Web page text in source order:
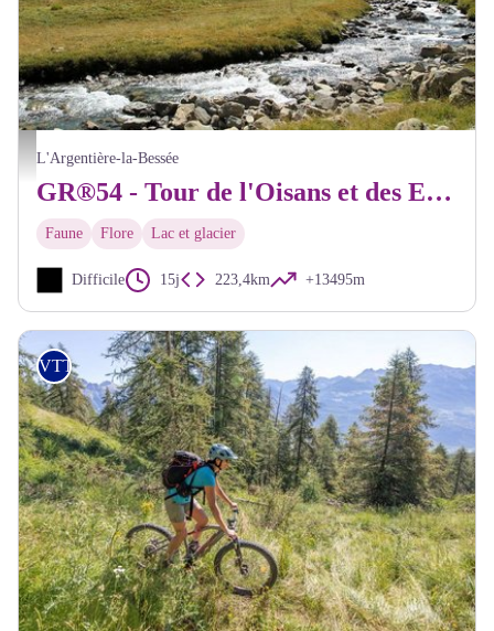
La vallée du Fournel - Jean-Philippe Telmon - PNE
L'Argentière-la-Bessée
GR®54 - Tour de l'Oisans et des Ecrins depuis L'Argentière-la-Bessée
Faune Flore Lac et glacier
Difficile 15j 223,4km +13495m
VTTAE